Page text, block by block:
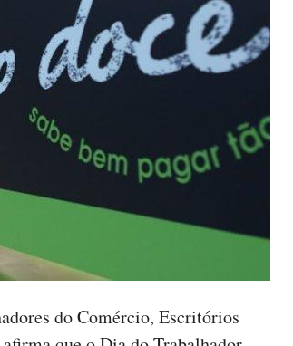
do Comércio, Escritórios